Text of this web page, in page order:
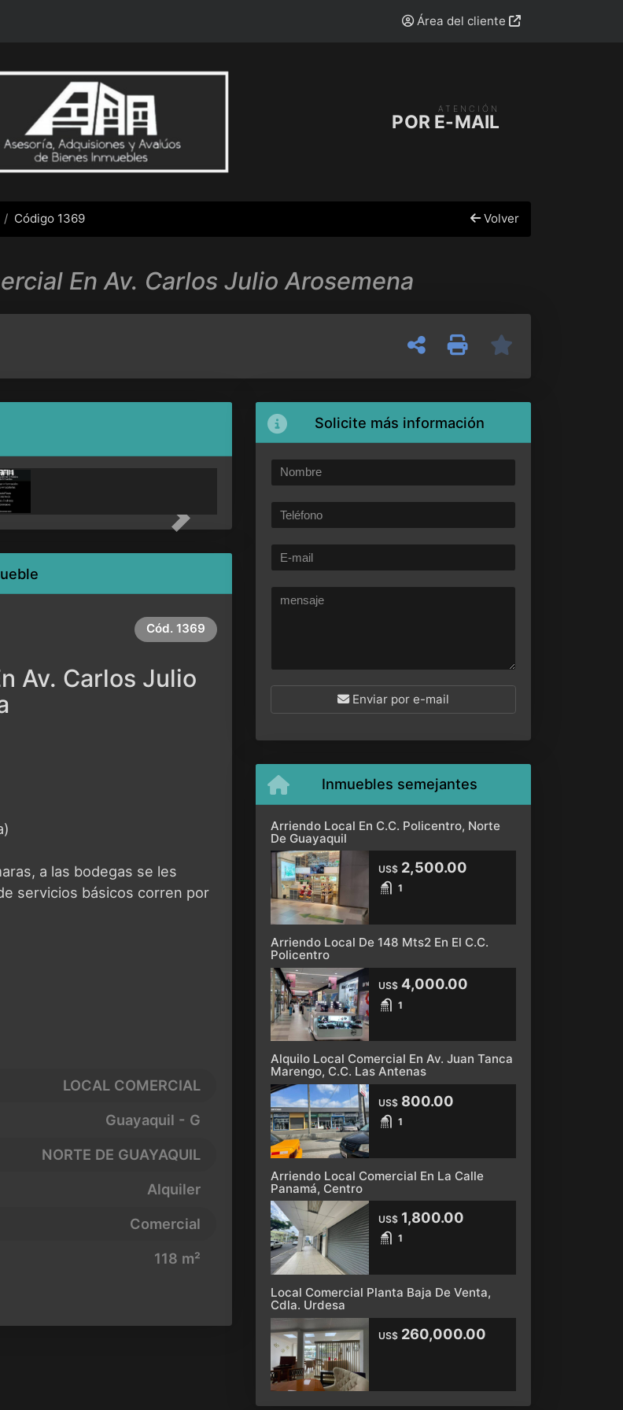
Área del cliente
ATENCIÓN
POR E-MAIL
Código 1369 Volver
En Av. Carlos Julio Arosemena
Next
Cód. 1369
Av. Carlos Julio
a las bodegas se les
servicios básicos corren por
LOCAL COMERCIAL
Guayaquil - G
NORTE DE GUAYAQUIL
Alquiler
Comercial
118 m²
Solicite más información
Enviar por e-mail
Inmuebles semejantes
Arriendo Local En C.C. Policentro, Norte
De Guayaquil
US$2,500.00
1
Arriendo Local De 148 Mts2 En El C.C.
Policentro
US$4,000.00
1
Alquilo Local Comercial En Av. Juan Tanca
Marengo, C.C. Las Antenas
US$800.00
1
Arriendo Local Comercial En La Calle
Panamá, Centro
US$1,800.00
1
Local Comercial Planta Baja De Venta,
Cdla. Urdesa
US$260,000.00